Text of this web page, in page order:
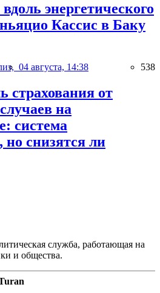
энергетического
Кассис в Баку
04 августа, 14:38 538
страхования от
на
система
но снизятся ли
служба, работающая на
и общества.